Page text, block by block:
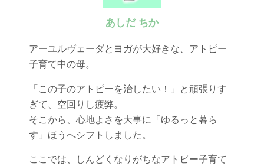
あしだ ちか
アーユルヴェーダとヨガが大好きな、アトピー
子育て中の母。
「この子のアトピーを治したい！」と頑張りす
ぎて、空回りし疲弊。
そこから、心地よさを大事に「ゆるっと暮ら
す」ほうへシフトしました。
ここでは、しんどくなりがちなアトピー子育て